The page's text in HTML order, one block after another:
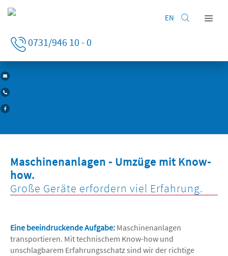
EN
0731/946 10 - 0
Home
Maschinenanlagen - Umzüge mit Know-
how.
Große Geräte erfordern viel Erfahrung.
Eine beeindruckende Aufgabe: Maschinenanlagen
transportieren. Mit technischem Know-how und
unschlagbarem Erfahrungsschatz sind wir der richtige